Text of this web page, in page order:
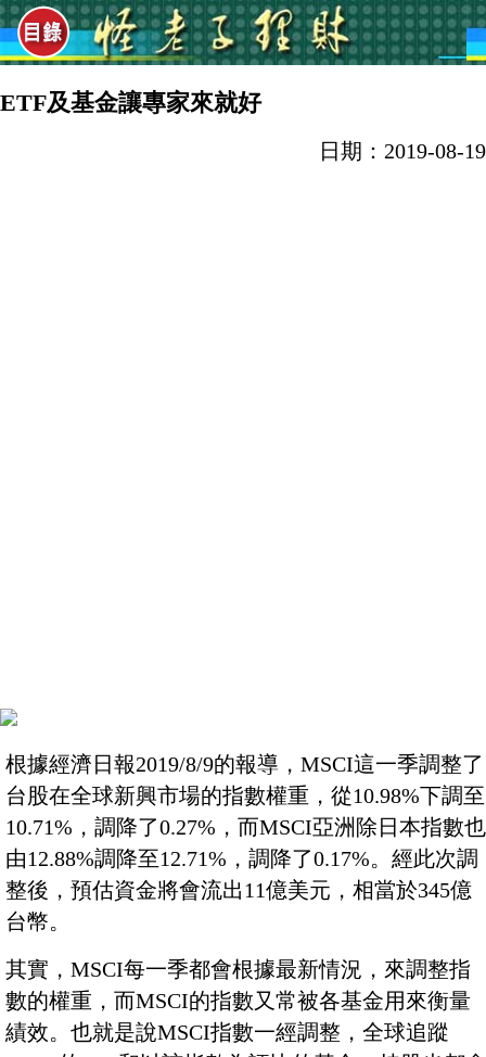
ETF及基金讓專家來就好
日期：2019-08-19
根據經濟日報2019/8/9的報導，MSCI這一季調整了
台股在全球新興市場的指數權重，從10.98%下調至
10.71%，調降了0.27%，而MSCI亞洲除日本指數也
由12.88%調降至12.71%，調降了0.17%。經此次調
整後，預估資金將會流出11億美元，相當於345億
台幣。
其實，MSCI每一季都會根據最新情況，來調整指
數的權重，而MSCI的指數又常被各基金用來衡量
績效。也就是說MSCI指數一經調整，全球追蹤